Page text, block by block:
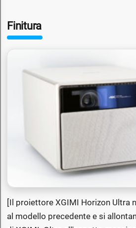
Finitura
[Il proiettore XGIMI Horizon Ultra
al modello precedente e si